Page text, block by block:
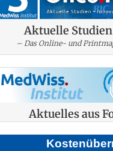
Aktuelle
– Das Online- und
Aktuelles aus